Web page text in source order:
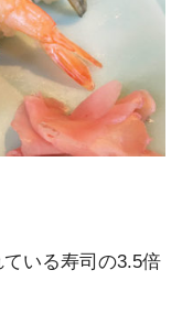
いる寿司の3.5倍